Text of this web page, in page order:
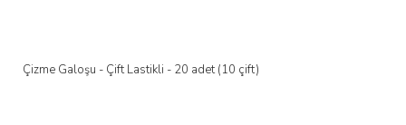
Çizme Galoşu - Çift Lastikli - 20 adet (10 çift)